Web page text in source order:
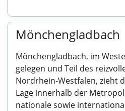
Mönchengladbach
Mönchengladbach, im
gelegen und Teil des
Nordrhein-Westfalen, zieht
Lage innerhalb der
nationale sowie